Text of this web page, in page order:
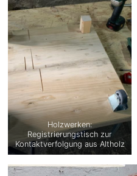
Holzwerken:
Registrierungstisch zur
Kontaktverfolgung aus Altholz